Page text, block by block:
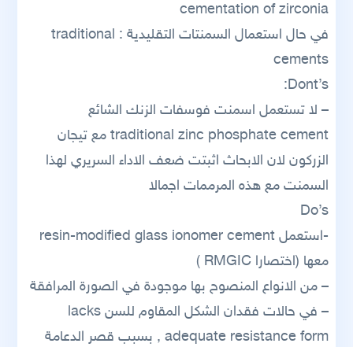
cementation of zirconia
في حال استعمال السمنتات التقليدية : traditional
cements
Dont’s:
– لا تستعمل اسمنت فوسفات الزنك الشائع
traditional zinc phosphate cement مع تيجان
الزركون لان الابحاث اثبتت ضعف الاداء السريري لهذا
السمنت مع هذه المرممات اجمالا
Do’s
-استعمل resin-modified glass ionomer cement
معها (اختصارا RMGIC )
– من الانواع المنصوح بها موجودة في الصورة المرافقة
– في حالات فقدان الشكل المقاوم للسن lacks
adequate resistance form , بسبب قصر الدعامة